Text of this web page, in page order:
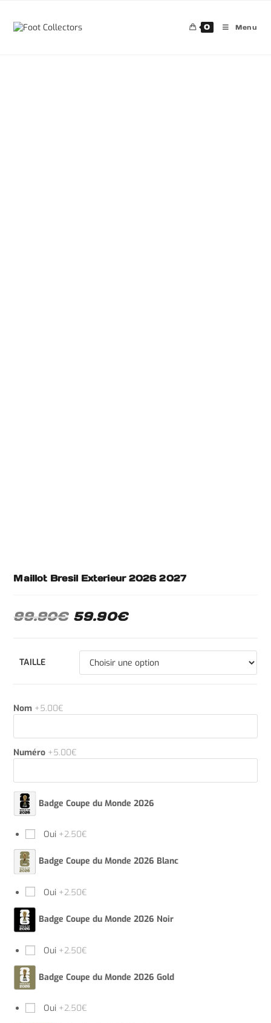
0 Menu
Maillot Bresil Exterieur 2026 2027
99.90€ 59.90€
TAILLE
Nom +5.00€
Numéro +5.00€
Badge Coupe du Monde 2026
Oui +2.50€
Badge Coupe du Monde 2026 Blanc
Oui +2.50€
Badge Coupe du Monde 2026 Noir
Oui +2.50€
Badge Coupe du Monde 2026 Gold
Oui +2.50€